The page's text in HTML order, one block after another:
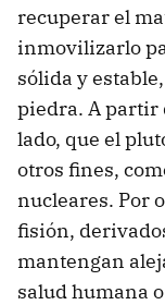
recuperar el
inmovilizarlo
sólida y
piedra. A partir
lado, que el
otros fines,
nucleares. Por
fisión,
mantengan
salud humana